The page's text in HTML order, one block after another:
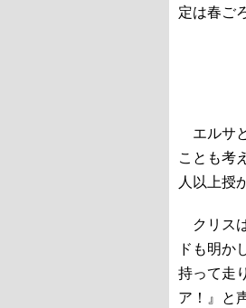
定は春ご
エルサ
ことも考
人以上授
クリス
ドも明か
持って走
ア！』と